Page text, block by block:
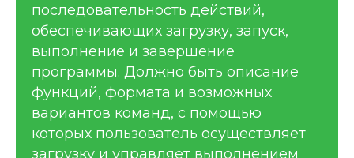
последовательность действий,
обеспечивающих загрузку, запуск,
выполнение и завершение
программы. Должно быть описание
функций, формата и возможных
вариантов команд, с помощью
которых пользователь осуществляет
загрузку и управляет выполнением